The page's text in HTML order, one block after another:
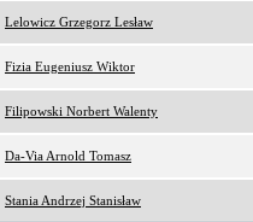
Lelowicz Grzegorz Lesław
Fizia Eugeniusz Wiktor
Filipowski Norbert Walenty
Da-Via Arnold Tomasz
Stania Andrzej Stanisław